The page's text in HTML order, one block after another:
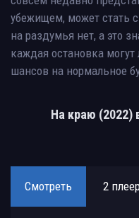
убежищем, может стать
на раздумья нет, а это
каждая остановка
шансов на нормальное
На краю (2022)
Смотреть 2